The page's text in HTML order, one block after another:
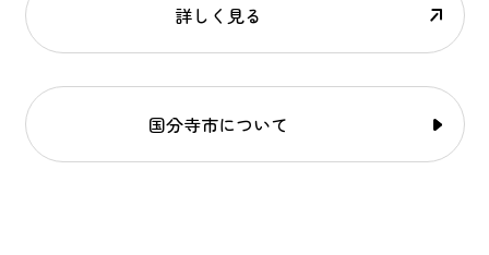
詳しく見る
国分寺市について